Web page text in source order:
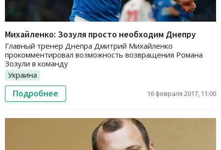
Михайленко: Зозуля просто необходим Днепру
Главный тренер Днепра Дмитрий Михайленко
прокомментировал возможность возвращения Романа
Зозули в команду
Украина
Подробнее 16 февраля 2017, 11:00